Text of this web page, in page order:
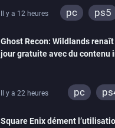
Il y a 12 heures pc
ps5
ps4
nintendo
Ghost Recon: Wildlands
jour gratuite avec du contenu
Il y a 22 heures pc
Square Enix dément